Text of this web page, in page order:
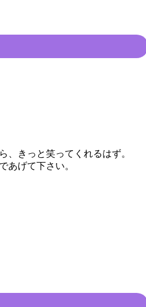
、きっと笑ってくれるはず。
あげて下さい。